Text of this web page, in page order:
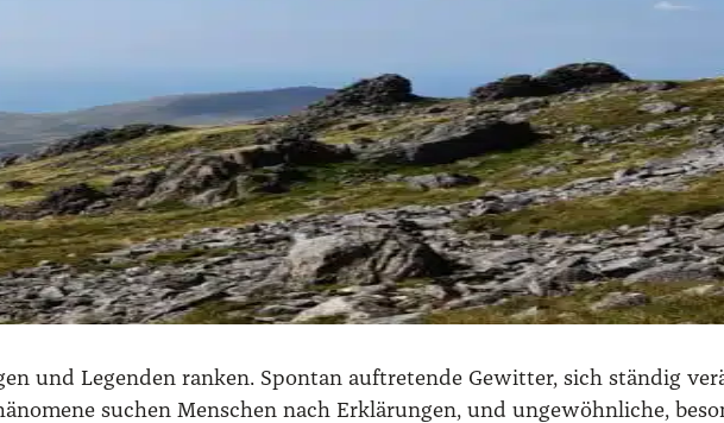
und Legen­den ran­ken. Spon­tan auf­tre­ten­de Gewit­ter, sich stän­dig
suchen Men­schen nach Erklä­run­gen, und unge­wöhn­li­che,